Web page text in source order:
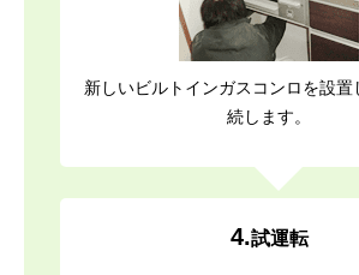
新しいビルトインガスコンロを設置
続します。
4.試運転